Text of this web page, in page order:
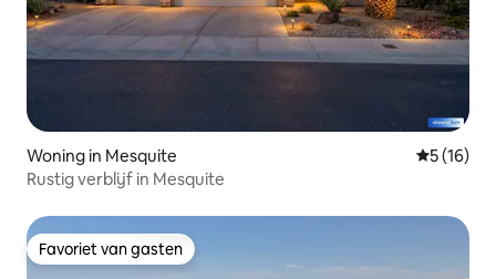
Woning in Mesquite
5 (16)
Rustig verblijf in Mesquite
Favoriet van gasten
Favoriet van gasten